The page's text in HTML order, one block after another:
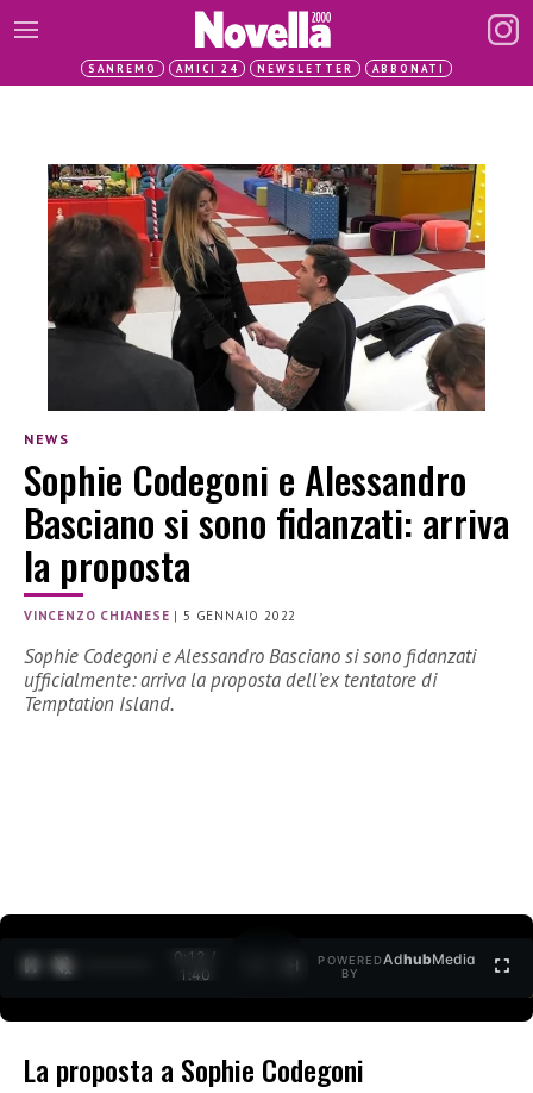
SANREMO AMICI 24 NEWSLETTER ABBONATI
NEWS
Sophie Codegoni e Alessandro
Basciano si sono fidanzati: arriva
la proposta
VINCENZO CHIANESE |5 GENNAIO 2022
Sophie Codegoni e Alessandro Basciano si sono fidanzati
ufficialmente: arriva la proposta dell’ex tentatore di
Temptation Island.
0:12 /
1:40
POWERED
BY
AdhubMedia
La proposta a Sophie Codegoni